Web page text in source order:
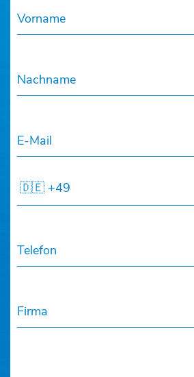
Vorname
Nachname
E-Mail
🇩🇪 +49
Telefon
Firma